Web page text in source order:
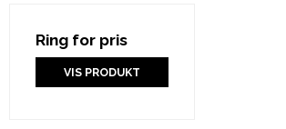
Ring for pris
VIS PRODUKT